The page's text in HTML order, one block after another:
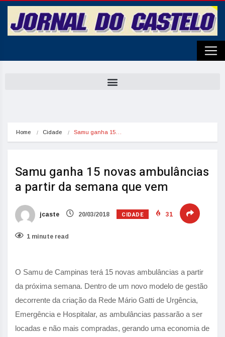
Home Cidade Samu ganha 15…
Samu ganha 15 novas ambulâncias
a partir da semana que vem
jcaste 20/03/2018 CIDADE 31
1 minute read
O Samu de Campinas terá 15 novas ambulâncias a partir
da próxima semana. Dentro de um novo modelo de gestão
decorrente da criação da Rede Mário Gatti de Urgência,
Emergência e Hospitalar, as ambulâncias passarão a ser
locadas e não mais compradas, gerando uma economia de